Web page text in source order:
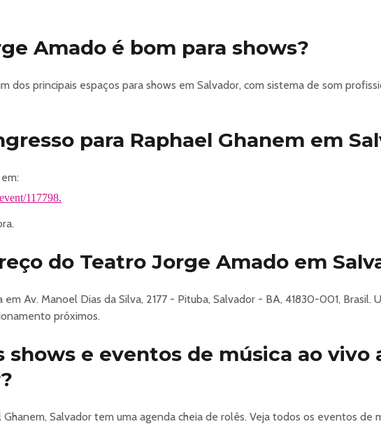
Amado é bom para shows?
dos principais espaços para shows em Salvador, com sistema de som
para Raphael Ghanem em
117798.
do Teatro Jorge Amado em
Av. Manoel Dias da Silva, 2177 - Pituba, Salvador - BA, 41830-001, Brasil.
próximos.
shows e eventos de música ao vivo
Salvador tem uma agenda cheia de rolês. Veja todos os eventos de